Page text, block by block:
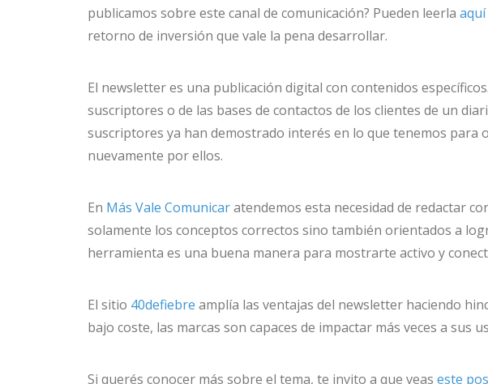
publicamos sobre este canal de comunicación? Pueden leerla aquí
retorno de inversión que vale la pena desarrollar.
El newsletter es una publicación digital con contenidos
suscriptores o de las bases de contactos de los clientes de un
suscriptores ya han demostrado interés en lo que tenemos para
nuevamente por ellos.
En Más Vale Comunicaratendemos esta necesidad de redactar
solamente los conceptos correctos sino también orientados a
herramienta es una buena manera para mostrarte activo y
El sitio 40defiebre amplía las ventajas del newsletter haciendo
bajo coste, las marcas son capaces de impactar más veces a
Si querés conocer más sobre el tema, te invito a que veas este